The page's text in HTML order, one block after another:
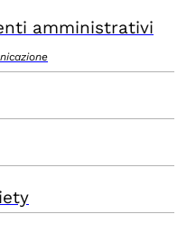
amministrativi